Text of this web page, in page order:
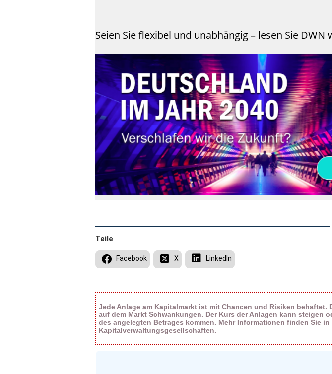
Seien Sie flexibel und unabhängig – lesen Sie DWN
Teile
Facebook X LinkedIn
Jede Anlage am Kapitalmarkt ist mit Chancen und Risiken
auf dem Markt Schwankungen. Der Kurs der Anlagen kann steigen
des angelegten Betrages kommen. Mehr Informationen finden Sie
Kapitalverwaltungsgesellschaften.